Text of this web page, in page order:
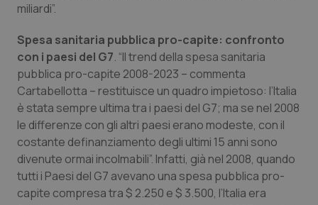
miliardi”.
Spesa sanitaria pubblica pro-capite: confronto
con i paesi del G7. “Il trend della spesa sanitaria
pubblica pro-capite 2008-2023 – commenta
Cartabellotta – restituisce un quadro impietoso: l’Italia
è stata sempre ultima tra i paesi del G7; ma se nel 2008
le differenze con gli altri paesi erano modeste, con il
costante definanziamento degli ultimi 15 anni sono
divenute ormai incolmabili”. Infatti, già nel 2008, quando
tutti i Paesi del G7 avevano una spesa pubblica pro-
capite compresa tra $ 2.250 e $ 3.500, l’Italia era